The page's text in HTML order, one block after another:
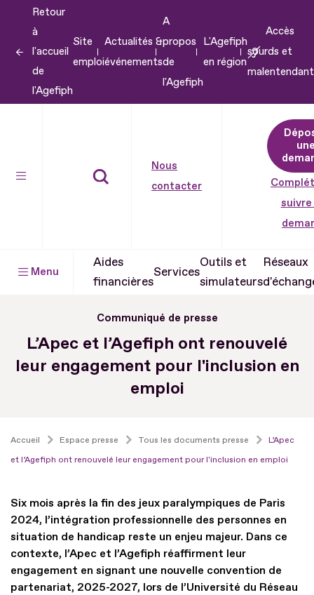
contenu
Retour
à
l'accueil
de
l'Agefiph
Site
emploi
Actualités &
événements
A
propos
de
l'Agefiph
L'Agefiph
en région
Accès
sourds et
Nous
contacter
suivre
Menu
Aides
financières
Services
Outils et
simulateurs
Réseaux
Communiqué de presse
L’Apec et l’Agefiph ont renouvelé
leur engagement pour l'inclusion en
emploi
Accueil Espace presse Tous les documents presse
L’Apec
et l’Agefiph ont renouvelé leur engagement pour l'inclusion en emploi
Six mois après la fin des jeux paralympiques de Paris
2024, l’intégration professionnelle des personnes en
situation de handicap reste un enjeu majeur. Dans ce
contexte, l’Apec et l’Agefiph réaffirment leur
engagement en signant une nouvelle convention de
partenariat, 2025-2027, lors de l’Université du Réseau